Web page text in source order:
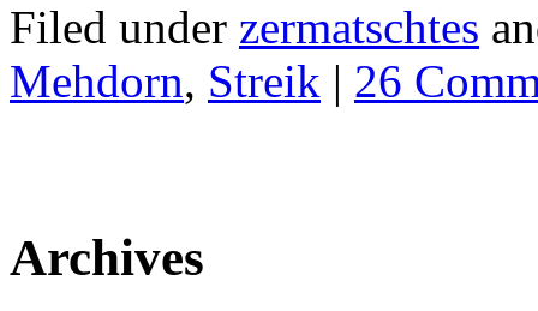
Filed under zermatschtes
Mehdorn, Streik | 26
Archives